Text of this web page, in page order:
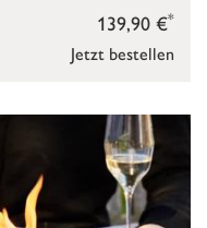
Jetzt bestellen
139,90 €*